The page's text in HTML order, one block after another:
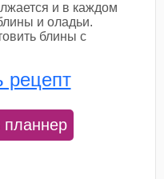
и в каждом
и оладьи.
блины с
рецепт
планнер